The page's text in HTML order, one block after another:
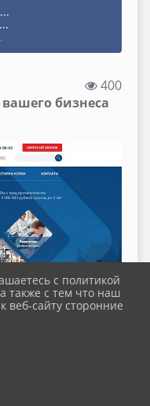
400
бизнеса
края
с политикой
также с тем что наш
веб-сайту сторонние